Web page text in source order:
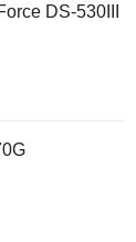
DS-530III